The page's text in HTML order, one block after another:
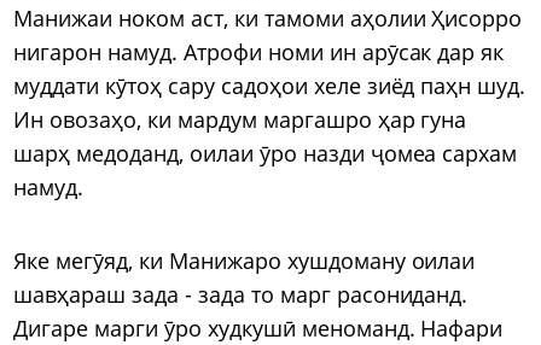
Манижаи ноком аст, ки тамоми аҳолии Ҳисорро
нигарон намуд. Атрофи номи ин арӯсак дар як
муддати кӯтоҳ сару садоҳои хеле зиёд паҳн шуд.
Ин овозаҳо, ки мардум маргашро ҳар гуна
шарҳ медоданд, оилаи ӯро назди ҷомеа сархам
намуд.
Яке мегӯяд, ки Манижаро хушдоману оилаи
шавҳараш зада - зада то марг расониданд.
Дигаре марги ӯро худкушӣ меноманд. Нафари